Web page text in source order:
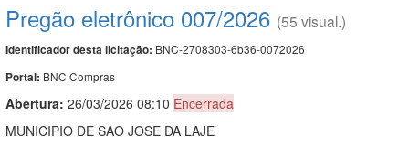
Pregão eletrônico 007/2026 (55 visual.)
Identificador desta licitação: BNC-2708303-6b36-0072026
Portal: BNC Compras
Abertura: 26/03/2026 08:10 Encerrada
MUNICIPIO DE SAO JOSE DA LAJE